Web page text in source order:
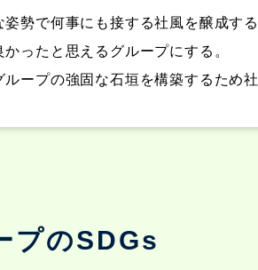
勢で何事にも接する社風を醸成す
ったと思えるグループにする。
ープの強固な石垣を構築するため
プのSDGs